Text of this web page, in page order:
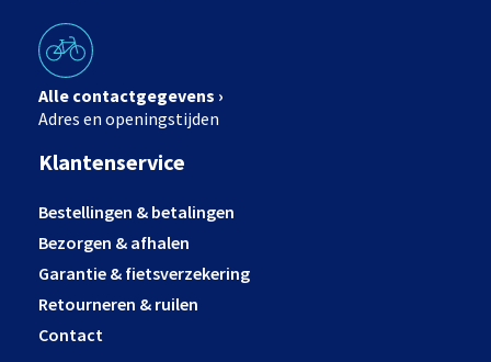
Alle contactgegevens ›
Adres en openingstijden
Klantenservice
Bestellingen & betalingen
Bezorgen & afhalen
Garantie & fietsverzekering
Retourneren & ruilen
Contact